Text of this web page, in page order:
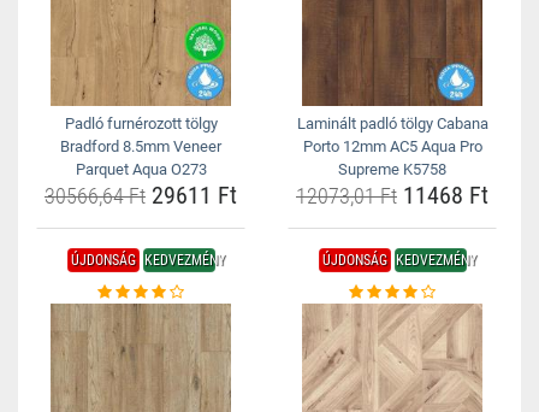
Padló furnérozott tölgy
Bradford 8.5mm Veneer
Parquet Aqua O273
30566,64 Ft 29611 Ft
Laminált padló tölgy Cabana
Porto 12mm AC5 Aqua Pro
Supreme K5758
12073,01 Ft 11468 Ft
ÚJDONSÁG KEDVEZMÉNY ÚJDONSÁG KEDVEZMÉNY